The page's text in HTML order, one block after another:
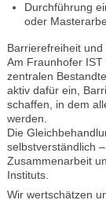
Durchführung
oder
Barrierefreiheit
Am Fraunhofer
zentralen
aktiv dafür ein,
schaffen, in dem
werden.
Die
selbstverständlich
Zusammenarbeit
Instituts.
Wir wertschätzen